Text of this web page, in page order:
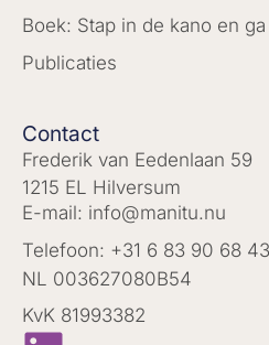
Boek: Stap in de kano en ga
Publicaties
Contact
Frederik van Eedenlaan 59
1215 EL Hilversum
E-mail: info@manitu.nu
Telefoon: +31 6 83 90 68 43
NL 003627080B54
KvK 81993382